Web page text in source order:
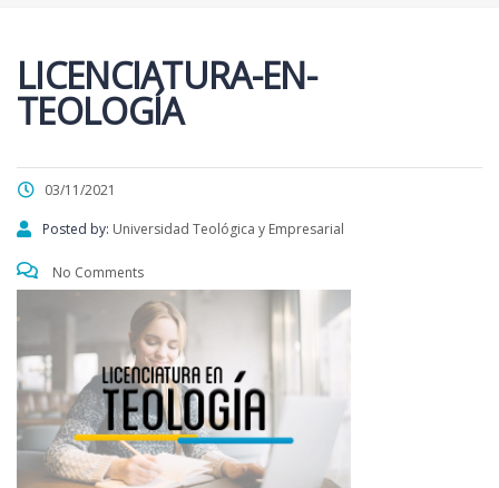
LICENCIATURA-EN-
TEOLOGÍA
03/11/2021
Posted by: Universidad Teológica y Empresarial
No Comments